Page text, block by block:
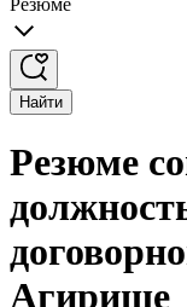
Резюме
Найти
Резюме
Агирише